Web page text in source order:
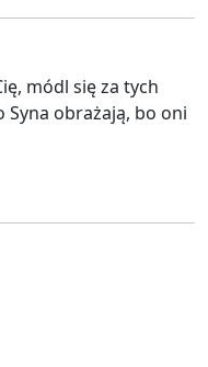
módl się za tych
Syna obrażają, bo oni